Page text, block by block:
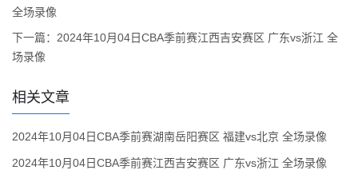
全场录像
下一篇： 2024年10月04日CBA季前赛江西吉安赛区 广东vs浙江 全
场录像
相关文章
2024年10月04日CBA季前赛湖南岳阳赛区 福建vs北京 全场录像
2024年10月04日CBA季前赛江西吉安赛区 广东vs浙江 全场录像